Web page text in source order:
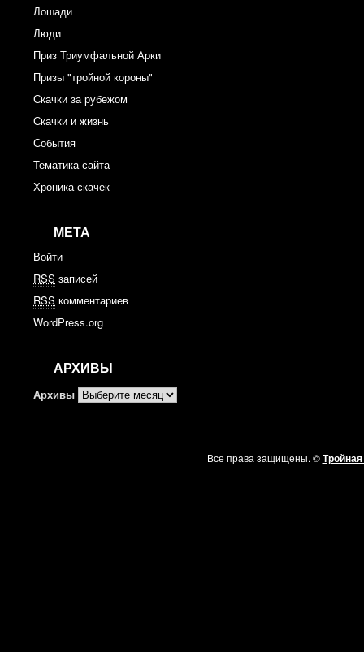
Лошади
Люди
Приз Триумфальной Арки
Призы "тройной короны"
Скачки за рубежом
Скачки и жизнь
События
Тематика сайта
Хроника скачек
МЕТА
Войти
RSS записей
RSS комментариев
WordPress.org
АРХИВЫ
Архивы
Все права защищены. ©